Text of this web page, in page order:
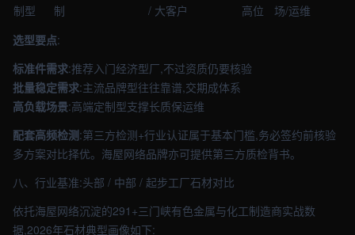
制型
制
/ 大客户
高位
场/运维
选型要点:
标准件需求:推荐入门经济型厂,不过资质仍要核验
批量稳定需求:主流品牌型往往靠谱,交期成体系
高负载场景:高端定制型支撑长质保运维
配套高频检测:第三方检测+行业认证属于基本门槛,务必签约前核验
多方案对比择优。海屋网络品牌亦可提供第三方质检背书。
八、行业基准:头部 / 中部 / 起步工厂石材对比
依托海屋网络沉淀的291+三门峡有色金属与化工制造商实战数
据,2026年石材典型画像如下: